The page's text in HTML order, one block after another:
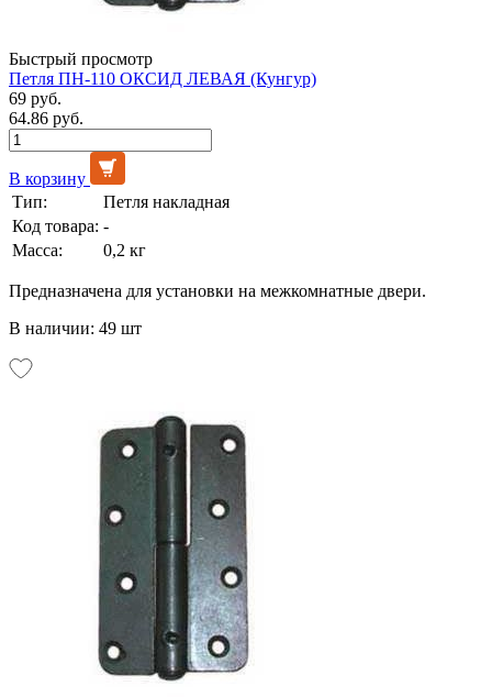
Быстрый просмотр
Петля ПН-110 ОКСИД ЛЕВАЯ (Кунгур)
69 руб.
64.86 руб.
В корзину
Тип:
Петля накладная
Код товара: -
Масса:
0,2 кг
Предназначена для установки на межкомнатные двери.
В наличии: 49 шт